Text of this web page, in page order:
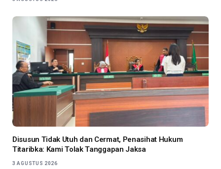
Disusun Tidak Utuh dan Cermat, Penasihat Hukum
Titaribka: Kami Tolak Tanggapan Jaksa
3 AGUSTUS 2026